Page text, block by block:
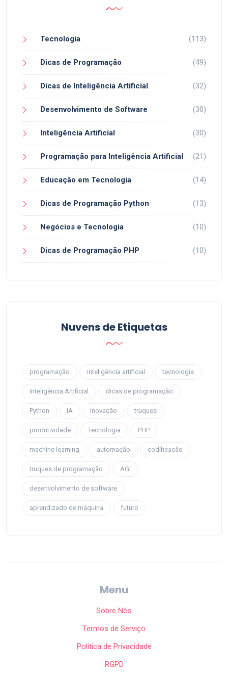
Tecnologia (113)
Dicas de Programação (49)
Dicas de Inteligência Artificial (32)
Desenvolvimento de Software (30)
Inteligência Artificial (30)
Programação para Inteligência Artificial (21)
Educação em Tecnologia (14)
Dicas de Programação Python (13)
Negócios e Tecnologia (10)
Dicas de Programação PHP (10)
Nuvens de Etiquetas
programação inteligência artificial tecnologia
Inteligência Artificial dicas de programação
Python IA inovação truques
produtividade Tecnologia PHP
machine learning automação codificação
truques de programação AGI
desenvolvimento de software
aprendizado de máquina futuro
Menu
Sobre Nós
Termos de Serviço
Política de Privacidade
RGPD